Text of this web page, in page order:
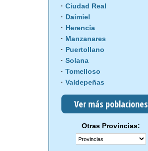
Ciudad Real
Daimiel
Herencia
Manzanares
Puertollano
Solana
Tomelloso
Valdepeñas
Ver más poblaciones
Otras Provincias: